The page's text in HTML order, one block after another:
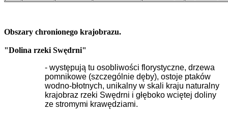
Obszary chronionego krajobrazu.
"Dolina rzeki Swędrni"
- występują tu osobliwości florystyczne, drzewa
pomnikowe (szczególnie dęby), ostoje ptaków
wodno-błotnych, unikalny w skali kraju naturalny
krajobraz rzeki Swędrni i głęboko wciętej doliny
ze stromymi krawędziami.